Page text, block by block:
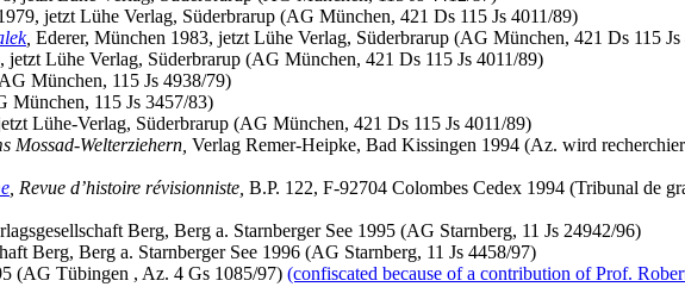
jetzt Lühe Verlag, Süderbrarup (AG München, 421 Ds 115 Js 4011/89)
, Ederer, München 1983, jetzt Lühe Verlag, Süderbrarup (AG München, 421 Ds 115 Js
jetzt Lühe Verlag, Süderbrarup (AG München, 421 Ds 115 Js 4011/89)
München, 115 Js 4938/79)
München, 115 Js 3457/83)
Lühe-Verlag, Süderbrarup (AG München, 421 Ds 115 Js 4011/89)
Mossad-Welterziehern, Verlag Remer-Heipke, Bad Kissingen 1994 (Az. wird
Revue d’histoire révisionniste, B.P. 122, F-92704 Colombes Cedex 1994 (Tribunal de
Berg, Berg a. Starnberger See 1995 (AG Starnberg, 11 Js 24942/96)
Berg, Berg a. Starnberger See 1996 (AG Starnberg, 11 Js 4458/97)
(AG Tübingen , Az. 4 Gs 1085/97) (confiscated because of a contribution of Prof.